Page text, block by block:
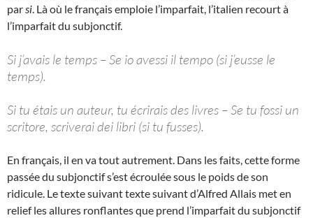
parsi. Là où le français emploie l’imparfait, l’italien recourt à
l’imparfait du subjonctif.
Si j’avais le temps – Se io avessi il tempo (si j’eusse le
temps).
Si tu étais un auteur, tu écrirais des livres – Se tu fossi un
scritore, scriverai dei libri (si tu fusses).
En français, il en va tout autrement. Dans les faits, cette forme
passée du subjonctif s’est écroulée sous le poids de son
ridicule. Le texte suivant texte suivant d’Alfred Allais met en
relief les allures ronflantes que prend l’imparfait du subjonctif